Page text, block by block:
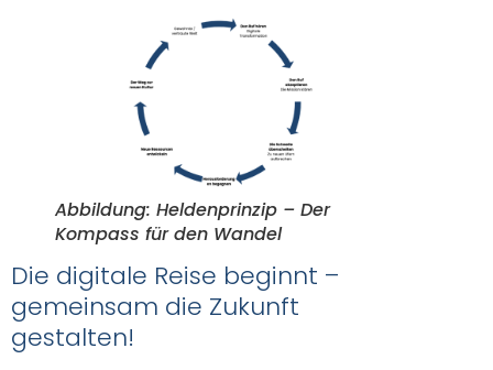
Abbildung: Heldenprinzip – Der
Kompass für den Wandel
Die digitale Reise beginnt –
gemeinsam die Zukunft
gestalten!